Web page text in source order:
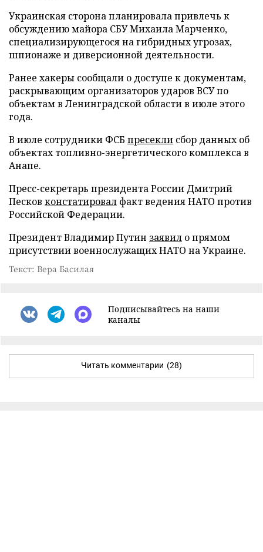
Украинская сторона планировала привлечь к
обсуждению майора СБУ Михаила Марченко,
специализирующегося на гибридных угрозах,
шпионаже и диверсионной деятельности.
Ранее хакеры сообщали о доступе к документам,
раскрывающим организаторов ударов ВСУ по
объектам в Ленинградской области в июле этого
года.
В июле сотрудники ФСБ пресекли сбор данных об
объектах топливно-энергетического комплекса в
Анапе.
Пресс-секретарь президента России Дмитрий
Песков констатировал факт ведения НАТО против
Российской Федерации.
Президент Владимир Путин заявил о прямом
присутствии военнослужащих НАТО на Украине.
Текст: Вера Басилая
Подписывайтесь на наши
каналы
Читать комментарии (28)